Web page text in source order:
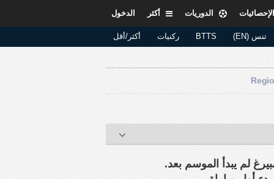
الدخول أكثر الدوريات الإحصائيات
أكثر/أقل ركنيات BTTS تنس (EN)
لم يبدأ الموسم بعد.